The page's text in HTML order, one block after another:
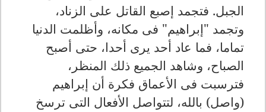
الجبل. فتجمد إصبع القاتل على الزناد،
وتجمد "إبراهيم" فى مكانه، وأظلمت الدنيا
تماما، فما عاد أحد يرى أحدا، حتى أصبح
الصباح، وشاهد الجميع ذلك المنظر،
فترسبت فى الأعماق فكرة أن إبراهيم
(واصل) بالله، لتتواصل الأفعال التى ترسخ